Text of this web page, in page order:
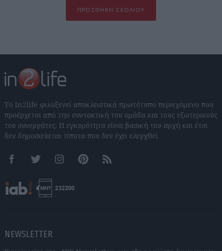
ΠΡΟΣΘΉΚΗ ΣΧΟΛΊΟΥ
Το In2life φιλοξενεί αποκλειστικά πρωτότυπο περιεχόμενο που
προέρχεται από την συντακτική του ομάδα και τους εξωτερικούς
του συνεργάτες. Η εγκυρότητα είναι βασική του αρχή και έτσι
δεν δημοσιεύεται τίποτα που δεν έχει ελεγχθεί.
FacebookTwitter InstagramPinterestRSS feeds
NEWSLETTER